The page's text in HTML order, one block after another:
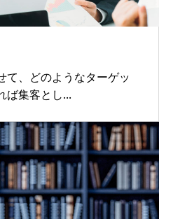
て、どのようなターゲッ
ば集客とし...